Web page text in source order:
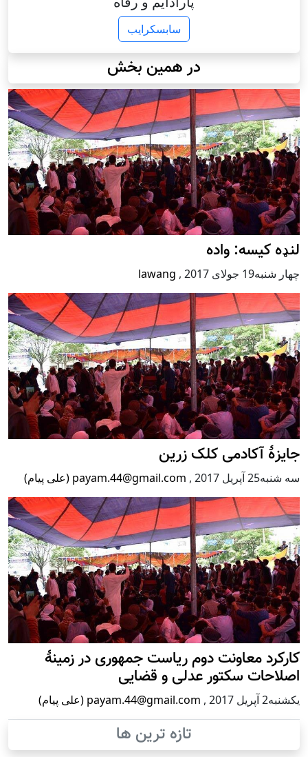
سابسکرایب
در همین بخش
لنډه کیسه: واده
چهار شنبه19 جولای 2017 ,
lawang
جایزۀ آکادمی کلک زرین
سه شنبه25 آپریل 2017 , payam.44@gmail.com (علی پیام)
کارکرد معاونت دوم ریاست جمهوری در زمینۀ
اصلاحات سکتور عدلی و قضایی
يكشنبه2 آپریل 2017 , payam.44@gmail.com (علی پیام)
تازه ترین ها